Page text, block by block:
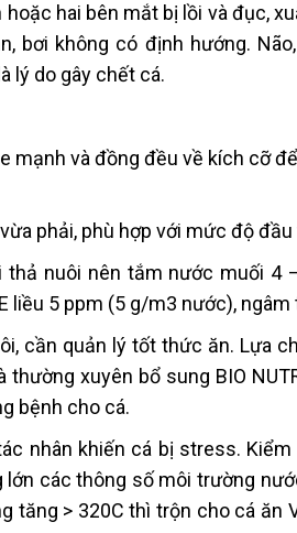
hai bên mắt bị lồi và đục,
bơi không có định hướng.
lý do gây chết cá.
mạnh và đồng đều về kích cỡ
phải, phù hợp với mức độ
thả nuôi nên tắm nước muối 4
liều 5 ppm (5 g/m3 nước),
cần quản lý tốt thức ăn. Lựa
thường xuyên bổ sung BIO
bệnh cho cá.
nhân khiến cá bị stress.
lớn các thông số môi trường
tăng > 320C thì trộn cho cá ăn